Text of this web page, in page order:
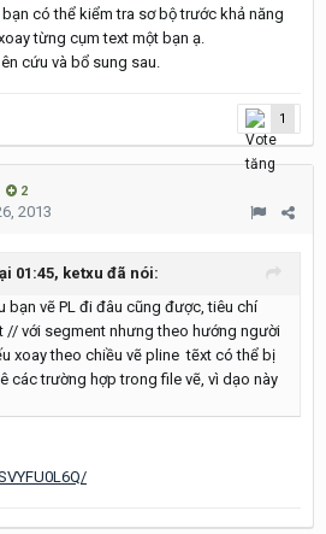
có thể kiểm tra sơ bộ trước khả năng
từng cụm text một bạn ạ.
cứu và bổ sung sau.
1
2
2013
01:45, ketxu đã nói:
bạn vẽ PL đi đâu cũng được, tiêu chí
// với segment nhưng theo hướng người
xoay theo chiều vẽ pline tẽxt có thể bị
các trường hợp trong file vẽ, vì dạo này